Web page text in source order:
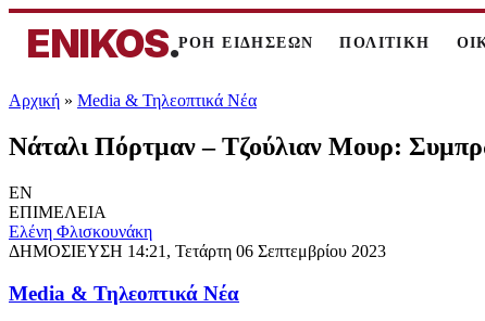
ENIKOS.ΡΟΗ ΕΙΔΗΣΕΩΝ ΠΟΛΙΤΙΚΗ
Αρχική » Media & Τηλεοπτικά Νέα
Νάταλι Πόρτμαν – Τζούλιαν Μουρ:
EN
ΕΠΙΜΕΛΕΙΑ
Ελένη Φλισκουνάκη
ΔΗΜΟΣΙΕΥΣΗ 14:21, Τετάρτη 06 Σεπτεμβρίου 2023
Media & Τηλεοπτικά Νέα